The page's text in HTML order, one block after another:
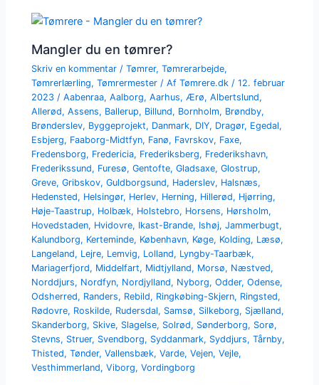
Mangler du en tømrer?
Skriv en kommentar /Tømrer,Tømrerarbejde,
Tømrerlærling,Tømrermester / AfTømrere.dk /12. februar
2023 /Aabenraa,Aalborg,Aarhus, Ærø,Albertslund,
Allerød,Assens, Ballerup, Billund, Bornholm, Brøndby,
Brønderslev, Byggeprojekt, Danmark, DIY, Dragør, Egedal,
Esbjerg, Faaborg-Midtfyn, Fanø, Favrskov, Faxe,
Fredensborg, Fredericia, Frederiksberg, Frederikshavn,
Frederikssund, Furesø,Gentofte,Gladsaxe,Glostrup,
Greve,Gribskov,Guldborgsund, Haderslev, Halsnæs,
Hedensted, Helsingør, Herlev, Herning, Hillerød, Hjørring,
Høje-Taastrup, Holbæk, Holstebro, Horsens, Hørsholm,
Hovedstaden, Hvidovre, Ikast-Brande, Ishøj,Jammerbugt,
Kalundborg, Kerteminde, København, Køge, Kolding, Læsø,
Langeland, Lejre, Lemvig, Lolland, Lyngby-Taarbæk,
Mariagerfjord, Middelfart, Midtjylland, Morsø, Næstved,
Norddjurs, Nordfyn, Nordjylland, Nyborg,Odder,Odense,
Odsherred, Randers, Rebild, Ringkøbing-Skjern, Ringsted,
Rødovre, Roskilde, Rudersdal, Samsø, Silkeborg, Sjælland,
Skanderborg, Skive, Slagelse, Solrød, Sønderborg, Sorø,
Stevns, Struer, Svendborg, Syddanmark, Syddjurs,Tårnby,
Thisted,Tønder,Vallensbæk,Varde,Vejen,Vejle,
Vesthimmerland,Viborg,Vordingborg